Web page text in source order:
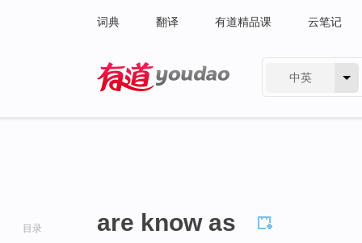
词典 翻译 有道精品课 云笔记
中英
目录 are know as